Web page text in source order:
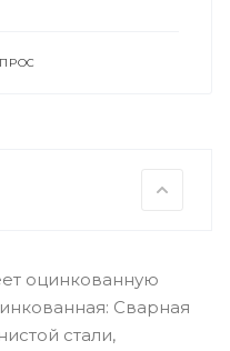
оцинкованную
Сварная
стали,